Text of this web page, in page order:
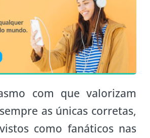
com que valorizam
as únicas corretas,
como fanáticos nas